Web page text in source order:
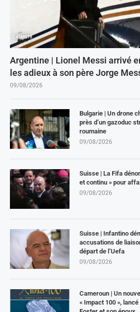
Argentine | Lionel Messi arrivé
les adieux à son père Jorge
09/08/2026
Bulgarie | Un drone
près d’un gazoduc
roumaine
09/08/2026
Suisse | La Fifa
et continu » pour
09/08/2026
Suisse | Infantino
accusations de
départ de l’Uefa
09/08/2026
Cameroun | Un
« Impact 100 »,